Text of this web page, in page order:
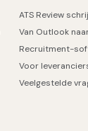
ATS Review
Van Outlook
Recruitment-
Voor
Veelgestelde